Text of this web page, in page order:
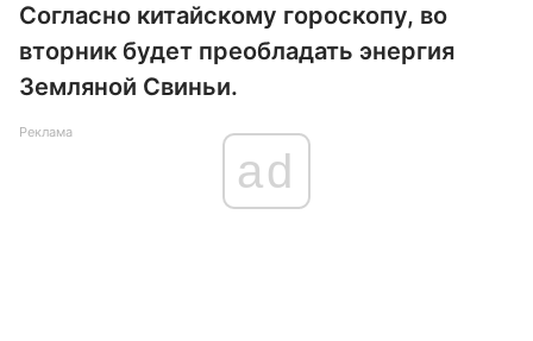
Согласно китайскому гороскопу, во
вторник будет преобладать энергия
Земляной Свиньи.
Реклама
ad